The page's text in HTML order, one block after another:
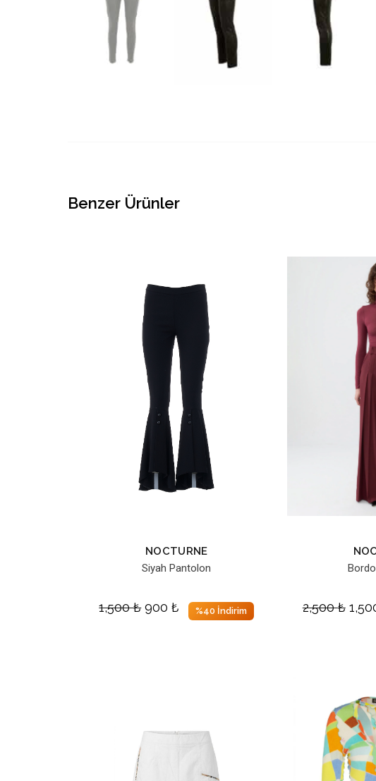
Benzer Ürünler
NOCTURNE
Siyah Pantolon
1,500₺ 900₺ %40 İndirim 2,500₺